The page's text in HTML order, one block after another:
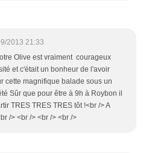
2013 21:33
Olive est vraiment courageux
et c'était un bonheur de l'avoir
cette magnifique balade sous un
Sûr que pour être à 9h à Roybon il
TRES TRES TRES tôt !<br /> A
/> <br /> <br /> <br />